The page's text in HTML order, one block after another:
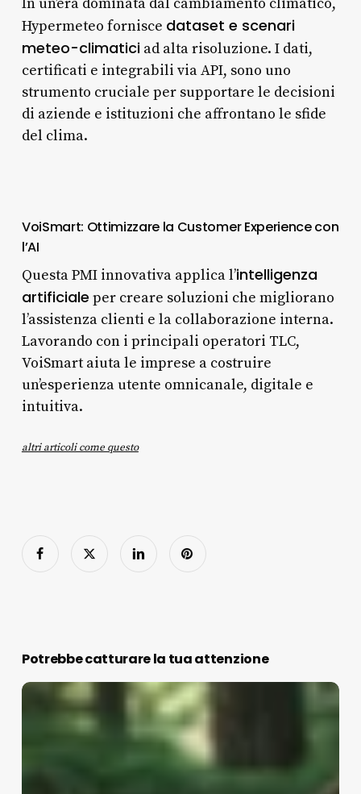
Hypermeteo fornisce dataset e scenari
meteo-climaticiad alta risoluzione. I dati,
certificati e integrabili via API, sono uno
strumento cruciale per supportare le decisioni
di aziende e istituzioni che affrontano le sfide
del clima.
VoiSmart: Ottimizzare la Customer Experience con
l’AI
Questa PMI innovativa applica l’intelligenza
artificiale per creare soluzioni che migliorano
l’assistenza clienti e la collaborazione interna.
Lavorando con i principali operatori TLC,
VoiSmart aiuta le imprese a costruire
un’esperienza utente omnicanale, digitale e
intuitiva.
altri articoli come questo
Potrebbe catturare la tua attenzione